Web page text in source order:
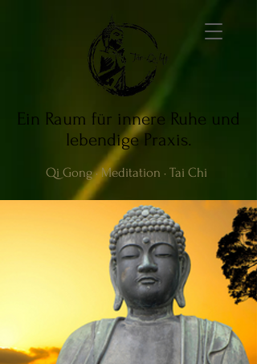
Ein Raum für innere Ruhe und
lebendige Praxis.
Qi Gong · Meditation · Tai Chi